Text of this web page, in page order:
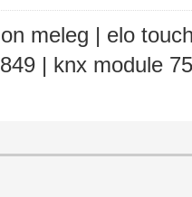
meleg | elo
| knx module